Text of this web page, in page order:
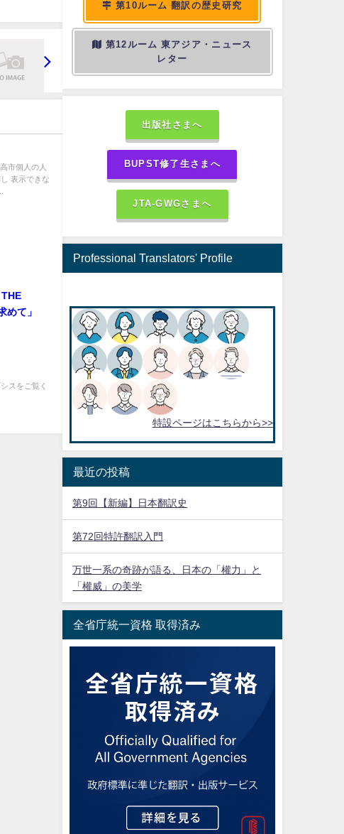
市個人の人
表示できな
めて」
スをご覧く
第10ルーム 翻訳の歴史研究
第12ルーム 東アジア・ニュース
レター
出版社さまへ
BUPST修了生さまへ
JTA-GWGさまへ
Professional Translators' Profile
特設ページはこちらから>>
最近の投稿
第9回【新編】日本翻訳史
第72回特許翻訳入門
万世一系の奇跡が語る、日本の「權力」と
「權威」の美学
全省庁統一資格 取得済み